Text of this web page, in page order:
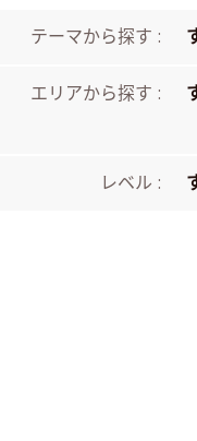
テーマから探す :
エリアから探す :
レベル :